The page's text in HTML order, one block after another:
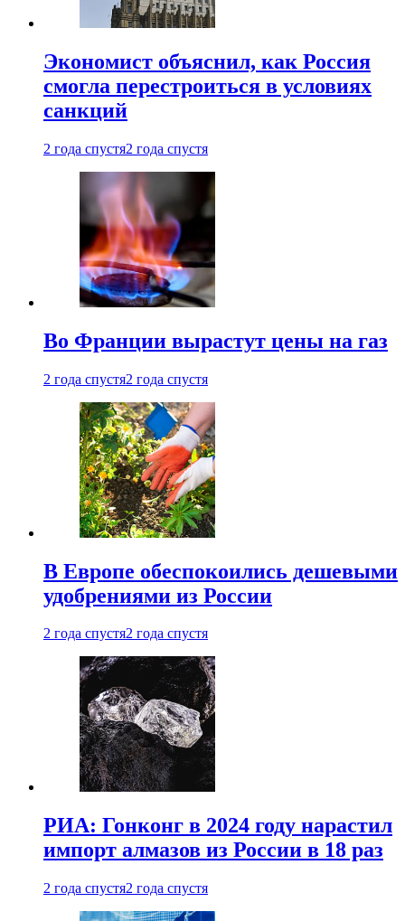
Экономист объяснил, как Россия
смогла перестроиться в условиях
санкций
2 года спустя2 года спустя
Во Франции вырастут цены на газ
2 года спустя2 года спустя
В Европе обеспокоились дешевыми
удобрениями из России
2 года спустя2 года спустя
РИА: Гонконг в 2024 году нарастил
импорт алмазов из России в 18 раз
2 года спустя2 года спустя